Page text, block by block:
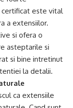
certificat este vital
a extensiilor.
si ofera o
asteptarile si
si bine intretinut
la detalii.
ca extensiile